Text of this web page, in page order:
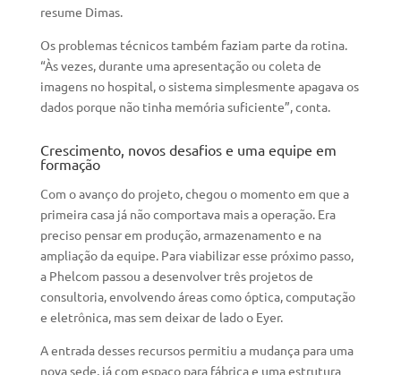
resume Dimas.
Os problemas técnicos também faziam parte da rotina.
“Às vezes, durante uma apresentação ou coleta de
imagens no hospital, o sistema simplesmente apagava os
dados porque não tinha memória suficiente”, conta.
Crescimento, novos desafios e uma equipe em
formação
Com o avanço do projeto, chegou o momento em que a
primeira casa já não comportava mais a operação. Era
preciso pensar em produção, armazenamento e na
ampliação da equipe. Para viabilizar esse próximo passo,
a Phelcom passou a desenvolver três projetos de
consultoria, envolvendo áreas como óptica, computação
e eletrônica, mas sem deixar de lado o Eyer.
A entrada desses recursos permitiu a mudança para uma
nova sede, já com espaço para fábrica e uma estrutura